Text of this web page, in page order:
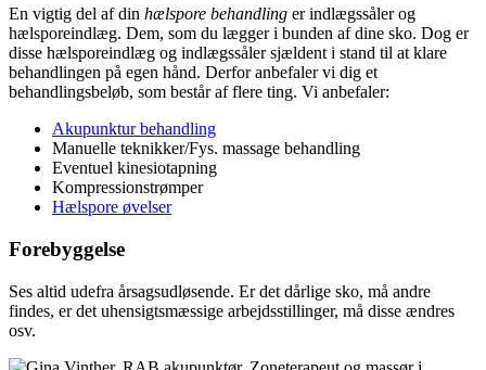
En vigtig del af din hælspore behandling er indlægssåler og
hælsporeindlæg. Dem, som du lægger i bunden af dine sko. Dog er
disse hælsporeindlæg og indlægssåler sjældent i stand til at klare
behandlingen på egen hånd. Derfor anbefaler vi dig et
behandlingsbeløb, som består af flere ting. Vi anbefaler:
Akupunktur behandling
Manuelle teknikker/Fys. massage behandling
Eventuel kinesiotapning
Kompressionstrømper
Hælspore øvelser
Forebyggelse
Ses altid udefra årsagsudløsende. Er det dårlige sko, må andre
findes, er det uhensigtsmæssige arbejdsstillinger, må disse ændres
osv.